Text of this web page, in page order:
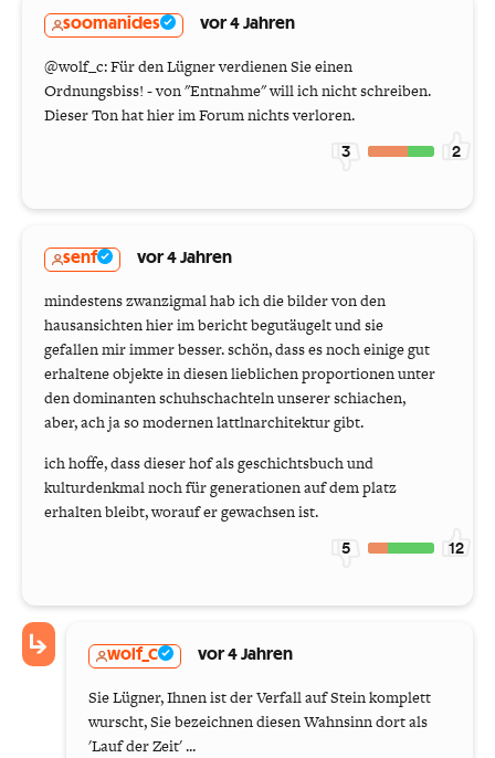
soomanides vor 4 Jahren
@wolf_c: Für den Lügner verdienen Sie einen
Ordnungsbiss! - von "Entnahme" will ich nicht schreiben.
Dieser Ton hat hier im Forum nichts verloren.
3 2
senf vor 4 Jahren
mindestens zwanzigmal hab ich die bilder von den
hausansichten hier im bericht begutäugelt und sie
gefallen mir immer besser. schön, dass es noch einige gut
erhaltene objekte in diesen lieblichen proportionen unter
den dominanten schuhschachteln unserer schiachen,
aber, ach ja so modernen lattlnarchitektur gibt.
ich hoffe, dass dieser hof als geschichtsbuch und
kulturdenkmal noch für generationen auf dem platz
erhalten bleibt, worauf er gewachsen ist.
5 12
wolf_C vor 4 Jahren
Sie Lügner, Ihnen ist der Verfall auf Stein komplett
wurscht, Sie bezeichnen diesen Wahnsinn dort als
'Lauf der Zeit' ...